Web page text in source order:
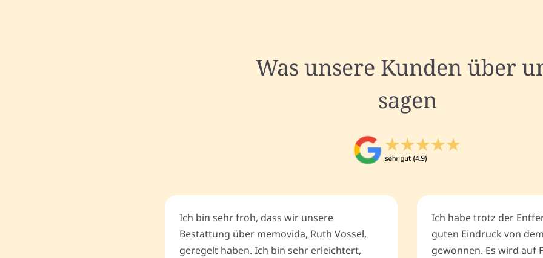
Was unsere Kunden über
sagen
Ich bin sehr froh, dass wir unsere
Bestattung über memovida, Ruth Vossel,
geregelt haben. Ich bin sehr erleichtert,
Ich habe trotz der
guten Eindruck von
gewonnen. Es wird auf